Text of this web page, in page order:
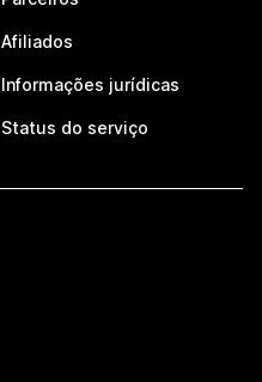
Afiliados
Informações jurídicas
Status do serviço